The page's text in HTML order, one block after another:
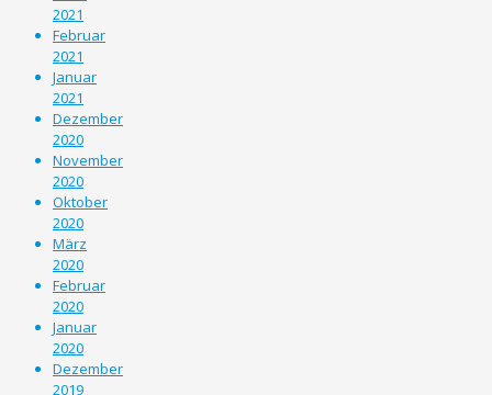
2021
Februar
2021
Januar
2021
Dezember
2020
November
2020
Oktober
2020
März
2020
Februar
2020
Januar
2020
Dezember
2019